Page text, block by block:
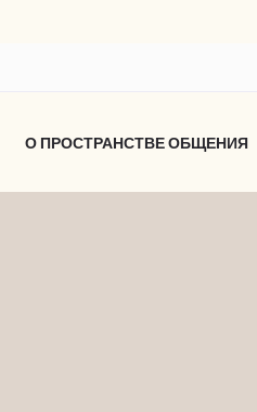
О ПРОСТРАНСТВЕ ОБЩЕНИЯ